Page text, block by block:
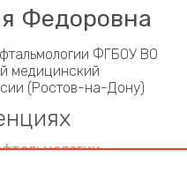
Федоровна
ФГБОУ ВО
медицинский
(Ростов-на-Дону)